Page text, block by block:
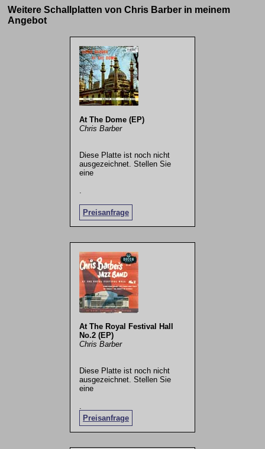
Weitere Schallplatten von Chris Barber in meinem
Angebot
At The Dome (EP)
Chris Barber
Diese Platte ist noch nicht
ausgezeichnet. Stellen Sie
eine
Preisanfrage
At The Royal Festival Hall
No.2 (EP)
Chris Barber
Diese Platte ist noch nicht
ausgezeichnet. Stellen Sie
eine
Preisanfrage
.